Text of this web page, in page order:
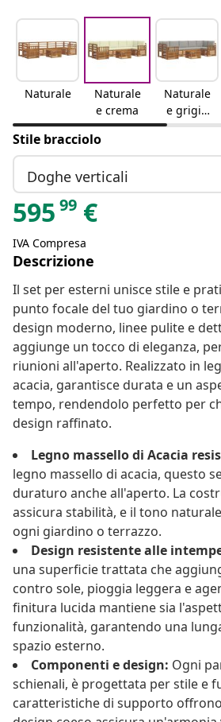
Naturale
Naturale
e crema
Naturale
e grigio
chiaro
Stile bracciolo
Doghe verticali
595 99 €
IVA Compresa
Descrizione
Il set per esterni unisce stile e
punto focale del tuo giardino o
design moderno, linee pulite e
aggiunge un tocco di eleganza,
riunioni all'aperto. Realizzato in
acacia, garantisce durata e un
tempo, rendendolo perfetto per
design raffinato.
Legno massello di Acacia
legno massello di acacia, questo
duraturo anche all'aperto. La
assicura stabilità, e il tono
ogni giardino o terrazzo.
Design resistente alle
una superficie trattata che
contro sole, pioggia leggera e
finitura lucida mantiene sia
funzionalità, garantendo una
spazio esterno.
Componenti e design: Ogni
schienali, è progettata per stile e
caratteristiche di supporto